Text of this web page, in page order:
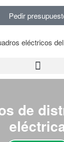
Pedir
de